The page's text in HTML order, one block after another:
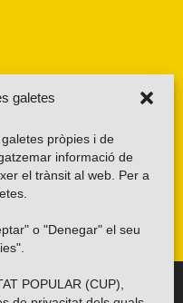
galetes
pròpies i de
informació de
el trànsit al web. Per a
o "Denegar" el seu
POPULAR (CUP),